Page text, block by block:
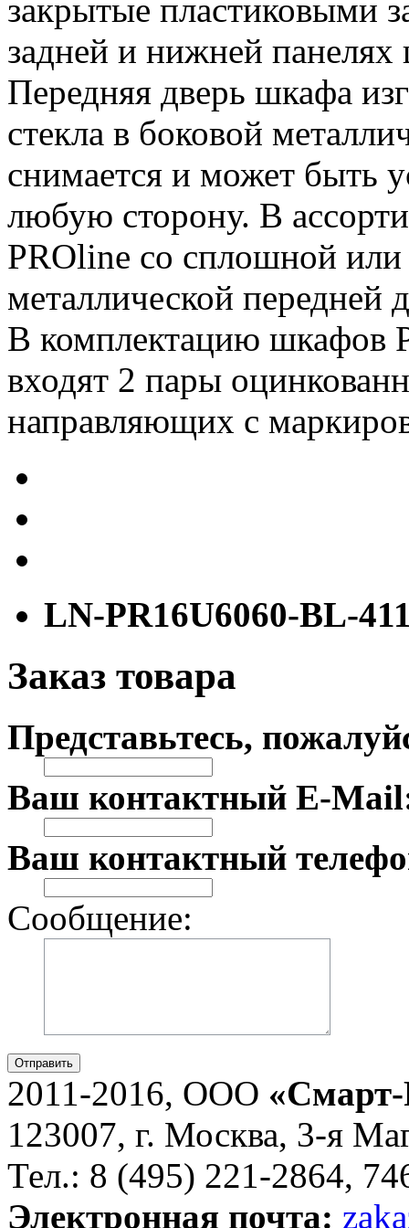
закрытые пластиковыми
задней и нижней
Передняя дверь шкафа
стекла в боковой
снимается и может быть
любую сторону. В
PROline со сплошной
металлической передней
В комплектацию шкафов
входят 2 пары
направляющих с
LN-PR16U6060-BL-
Заказ товара
Представьтесь,
Ваш контактный E-
Ваш контактный
Сообщение:
Отправить
2011-2016, ООО
123007, г. Москва, 3-я
Тел.: 8 (495) 221-2864,
Электронная почта: